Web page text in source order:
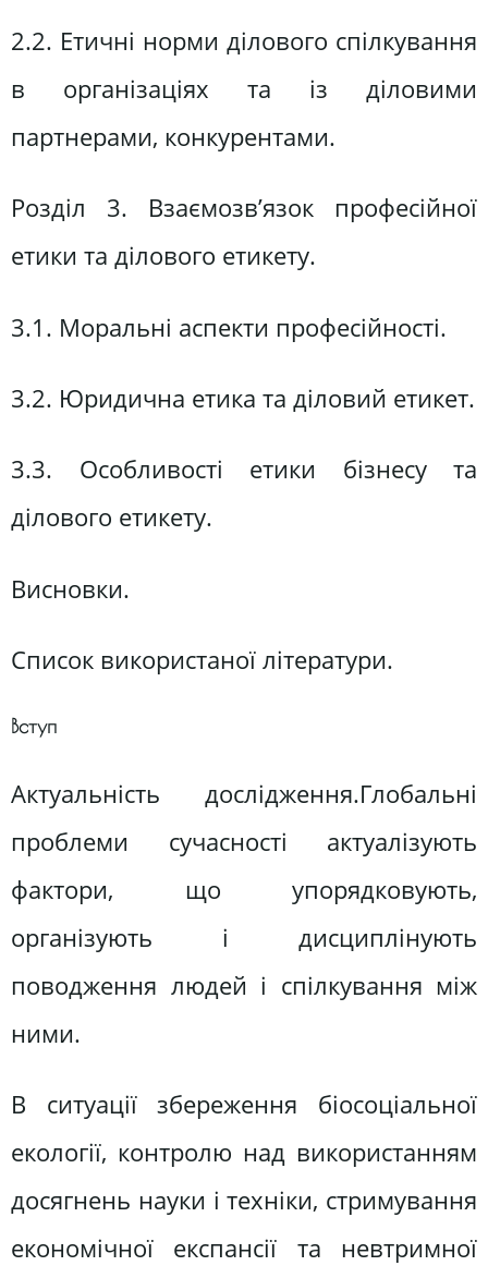
2.2. Етичні норми ділового спілкування
в організаціях та із діловими
партнерами, конкурентами.
Розділ 3. Взаємозв’язок професійної
етики та ділового етикету.
3.1. Моральні аспекти професійності.
3.2. Юридична етика та діловий етикет.
3.3. Особливості етики бізнесу та
ділового етикету.
Висновки.
Список використаної літератури.
Вступ
Актуальність дослідження.Глобальні
проблеми сучасності актуалізують
фактори, що упорядковують,
організують і дисциплінують
поводження людей і спілкування між
ними.
В ситуації збереження біосоціальної
екології, контролю над використанням
досягнень науки і техніки, стримування
економічної експансії та невтримної